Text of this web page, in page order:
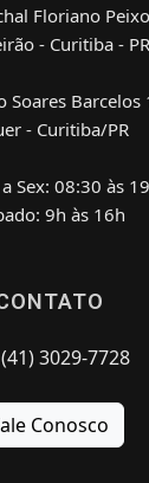
Floriano
- Curitiba - PR
Soares Barcelos
- Curitiba/PR
Sex: 08:30 às
9h às 16h
(41) 3029-7728
Conosco